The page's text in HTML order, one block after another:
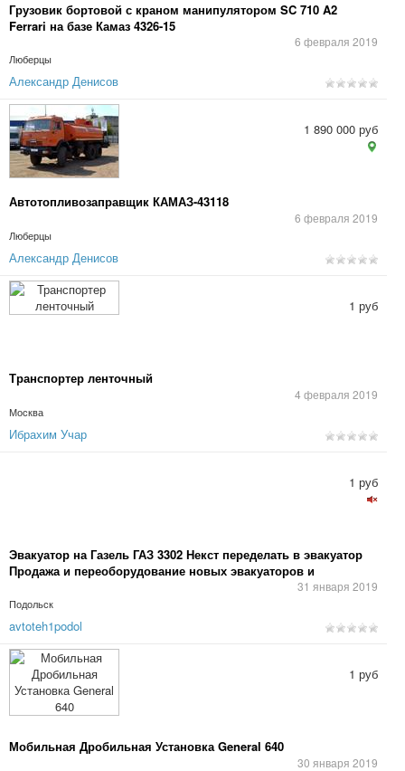
Грузовик бортовой с краном манипулятором SC 710 A2
Ferrari на базе Камаз 4326-15
6 февраля 2019
Люберцы
Александр Денисов
Автотопливозаправщик КАМАЗ-43118
6 февраля 2019
Люберцы
1 890 000 руб
Александр Денисов
Транспортер ленточный
4 февраля 2019
Москва
1 руб
Ибрахим Учар
Эвакуатор на Газель ГАЗ 3302 Некст переделать в эвакуатор
Продажа и переоборудование новых эвакуаторов и
эвакуаторных платформ, переделка а/м Газель б/у в
эвакуатор.
31 января 2019
Подольск
1 руб
avtoteh1podol
Мобильная Дробильная Установка General 640
30 января 2019
1 руб